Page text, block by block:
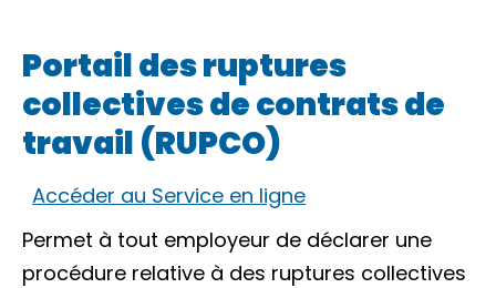
Portail des ruptures
collectives de contrats de
travail (RUPCO)
Accéder au Service en ligne
Permet à tout employeur de déclarer une
procédure relative à des ruptures collectives